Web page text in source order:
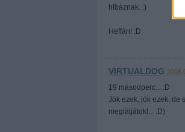
hibáznak. :)
Heffán! :D
VIRTUALDOG
19 másodperc... :D
Jók ezek, jók ezek, de
meglátjátok!... :D)